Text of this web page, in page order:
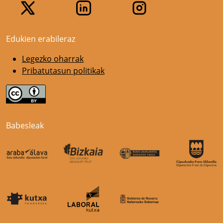
Edukien erabileraz
Legezko oharrak
Pribatutasun politikak
Babesleak